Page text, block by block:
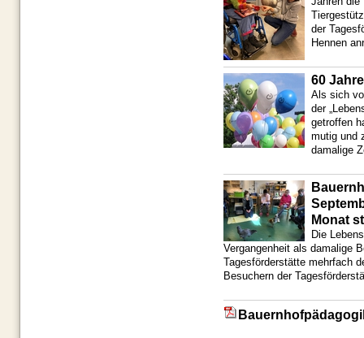
der
Hennen
60
Als sich
der
getroffen
mutig und
damalige
Monat
Die
Vergangenheit als damalige
Tagesförderstätte mehrfach
Besuchern der